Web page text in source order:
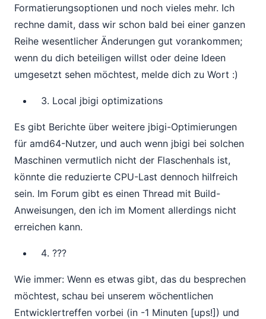
Formatierungsoptionen und noch vieles mehr. Ich
rechne damit, dass wir schon bald bei einer ganzen
Reihe wesentlicher Änderungen gut vorankommen;
wenn du dich beteiligen willst oder deine Ideen
umgesetzt sehen möchtest, melde dich zu Wort :)
Local jbigi optimizations
Es gibt Berichte über weitere jbigi-Optimierungen
für amd64-Nutzer, und auch wenn jbigi bei solchen
Maschinen vermutlich nicht der Flaschenhals ist,
könnte die reduzierte CPU-Last dennoch hilfreich
sein. Im Forum gibt es einen Thread mit Build-
Anweisungen, den ich im Moment allerdings nicht
erreichen kann.
???
Wie immer: Wenn es etwas gibt, das du besprechen
möchtest, schau bei unserem wöchentlichen
Entwicklertreffen vorbei (in -1 Minuten [ups!]) und